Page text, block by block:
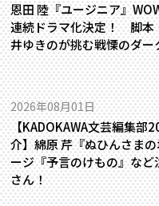
恩田 陸『ユージニア』
連続ドラマ化決定！ 脚本
井ゆきのが挑む戦慄のダー
2026年08月01日
【KADOKAWA文芸編集部
介】綿原 芹『ぬひんさま
ージ『予言のけもの』など
さん！